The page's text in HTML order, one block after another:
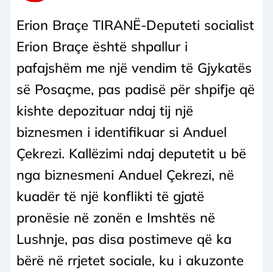
Erion Braçe TIRANË-Deputeti socialist
Erion Braçe është shpallur i
pafajshëm me një vendim të Gjykatës
së Posaçme, pas padisë për shpifje që
kishte depozituar ndaj tij një
biznesmen i identifikuar si Anduel
Çekrezi. Kallëzimi ndaj deputetit u bë
nga biznesmeni Anduel Çekrezi, në
kuadër të një konflikti të gjatë
pronësie në zonën e Imshtës në
Lushnje, pas disa postimeve që ka
bërë në rrjetet sociale, ku i akuzonte